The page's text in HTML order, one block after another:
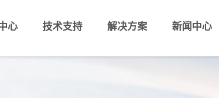
心 技术支持 解决方案 新闻中心